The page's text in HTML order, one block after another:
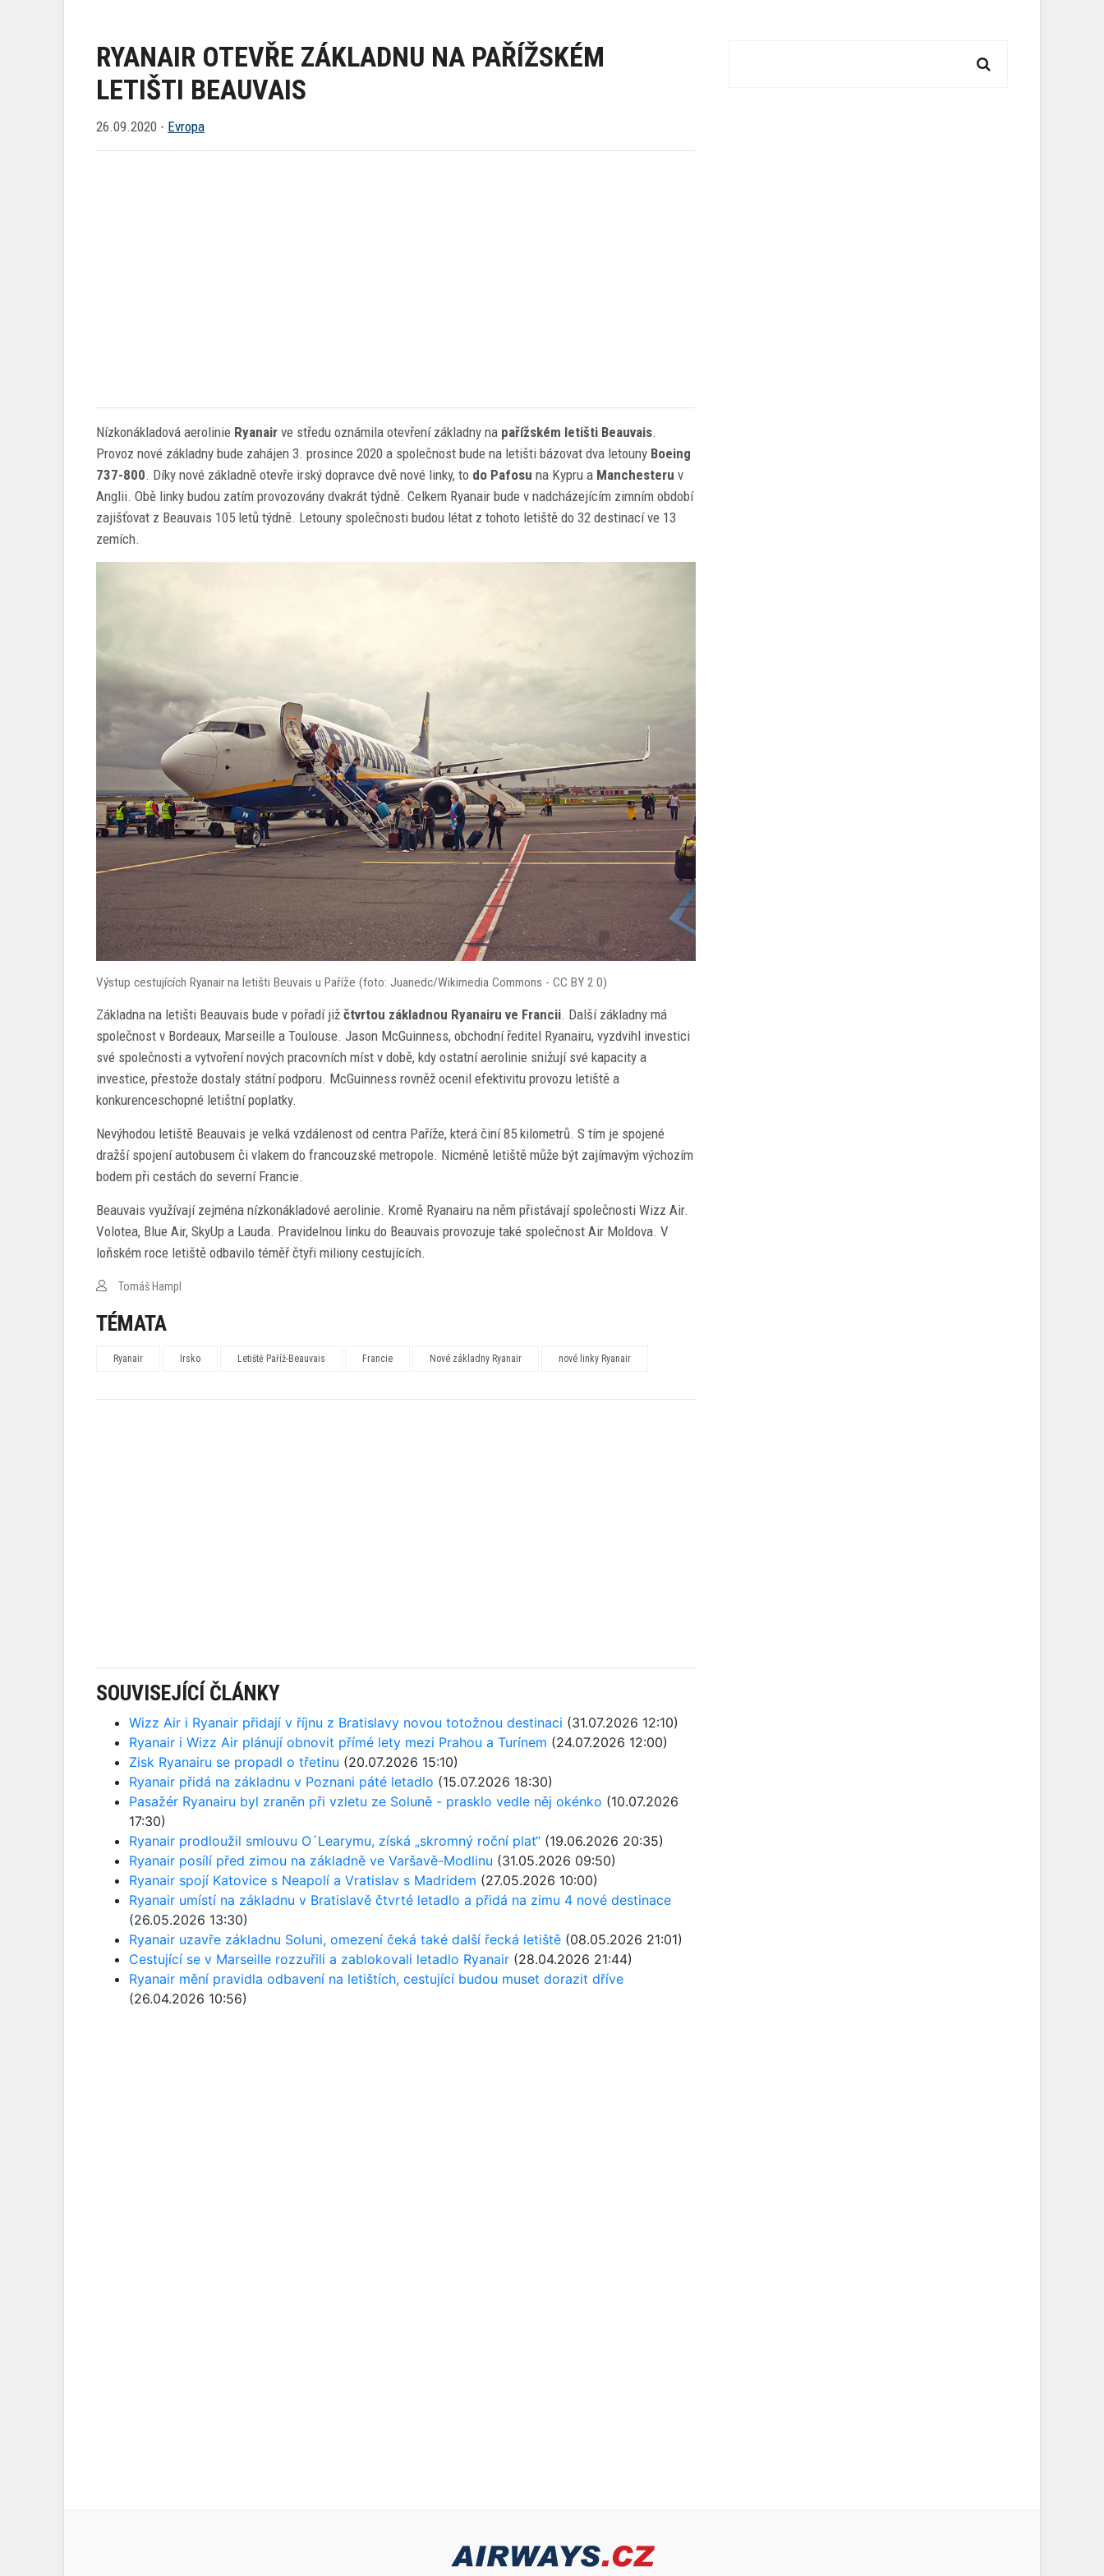
RYANAIR OTEVŘE ZÁKLADNU NA PAŘÍŽSKÉM
LETIŠTI BEAUVAIS
26.09.2020 - Evropa
Nízkonákladová aerolinie Ryanair ve středu oznámila otevření základny na pařížském letišti Beauvais.
Provoz nové základny bude zahájen 3. prosince 2020 a společnost bude na letišti bázovat dva letouny Boeing
737-800. Díky nové základně otevře irský dopravce dvě nové linky, to do Pafosu na Kypru a Manchesteru v
Anglii. Obě linky budou zatím provozovány dvakrát týdně. Celkem Ryanair bude v nadcházejícím zimním období
zajišťovat z Beauvais 105 letů týdně. Letouny společnosti budou létat z tohoto letiště do 32 destinací ve 13
zemích.
Výstup cestujících Ryanair na letišti Beuvais u Paříže (foto: Juanedc/Wikimedia Commons - CC BY 2.0)
Základna na letišti Beauvais bude v pořadí již čtvrtou základnou Ryanairu ve Francii. Další základny má
společnost v Bordeaux, Marseille a Toulouse. Jason McGuinness, obchodní ředitel Ryanairu, vyzdvihl investici
své společnosti a vytvoření nových pracovních míst v době, kdy ostatní aerolinie snižují své kapacity a
investice, přestože dostaly státní podporu. McGuinness rovněž ocenil efektivitu provozu letiště a
konkurenceschopné letištní poplatky.
Nevýhodou letiště Beauvais je velká vzdálenost od centra Paříže, která činí 85 kilometrů. S tím je spojené
dražší spojení autobusem či vlakem do francouzské metropole. Nicméně letiště může být zajímavým výchozím
bodem při cestách do severní Francie.
Beauvais využívají zejména nízkonákladové aerolinie. Kromě Ryanairu na něm přistávají společnosti Wizz Air.
Volotea, Blue Air, SkyUp a Lauda. Pravidelnou linku do Beauvais provozuje také společnost Air Moldova. V
loňském roce letiště odbavilo téměř čtyři miliony cestujících.
Tomáš Hampl
TÉMATA
Ryanair Irsko Letiště Paříž-Beauvais Francie Nové základny Ryanair nové linky Ryanair
SOUVISEJÍCÍ ČLÁNKY
Wizz Air i Ryanair přidají v říjnu z Bratislavy novou totožnou destinaci (31.07.2026 12:10)
Ryanair i Wizz Air plánují obnovit přímé lety mezi Prahou a Turínem (24.07.2026 12:00)
Zisk Ryanairu se propadl o třetinu (20.07.2026 15:10)
Ryanair přidá na základnu v Poznani páté letadlo (15.07.2026 18:30)
Pasažér Ryanairu byl zraněn při vzletu ze Soluně - prasklo vedle něj okénko (10.07.2026
17:30)
Ryanair prodloužil smlouvu O´Learymu, získá „skromný roční plat“ (19.06.2026 20:35)
Ryanair posílí před zimou na základně ve Varšavě-Modlinu (31.05.2026 09:50)
Ryanair spojí Katovice s Neapolí a Vratislav s Madridem (27.05.2026 10:00)
Ryanair umístí na základnu v Bratislavě čtvrté letadlo a přidá na zimu 4 nové destinace
(26.05.2026 13:30)
Ryanair uzavře základnu Soluni, omezení čeká také další řecká letiště (08.05.2026 21:01)
Cestující se v Marseille rozzuřili a zablokovali letadlo Ryanair (28.04.2026 21:44)
Ryanair mění pravidla odbavení na letištích, cestující budou muset dorazit dříve
(26.04.2026 10:56)